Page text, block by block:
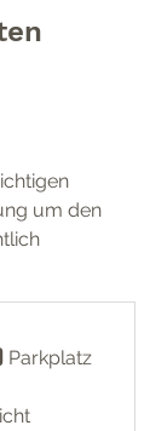
um den